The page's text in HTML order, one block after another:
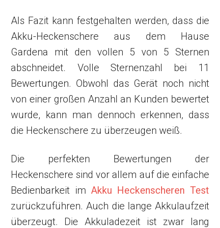
Als Fazit kann festgehalten werden, dass die
Akku-Heckenschere aus dem Hause
Gardena mit den vollen 5 von 5 Sternen
abschneidet. Volle Sternenzahl bei 11
Bewertungen. Obwohl das Gerät noch nicht
von einer großen Anzahl an Kunden bewertet
wurde, kann man dennoch erkennen, dass
die Heckenschere zu überzeugen weiß.
Die perfekten Bewertungen der
Heckenschere sind vor allem auf die einfache
Bedienbarkeit im Akku Heckenscheren Test
zurückzuführen. Auch die lange Akkulaufzeit
überzeugt. Die Akkuladezeit ist zwar lang